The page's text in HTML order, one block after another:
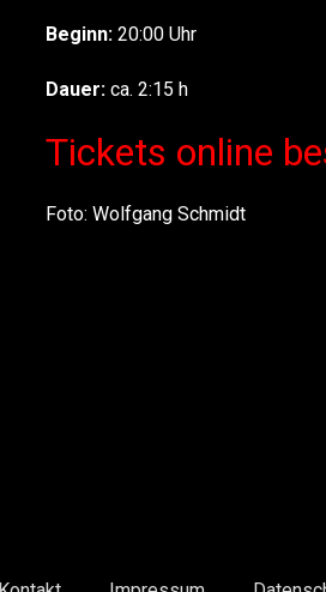
Beginn: 20:00 Uhr
Dauer: ca. 2:15 h
Tickets online
Foto: Wolfgang Schmidt